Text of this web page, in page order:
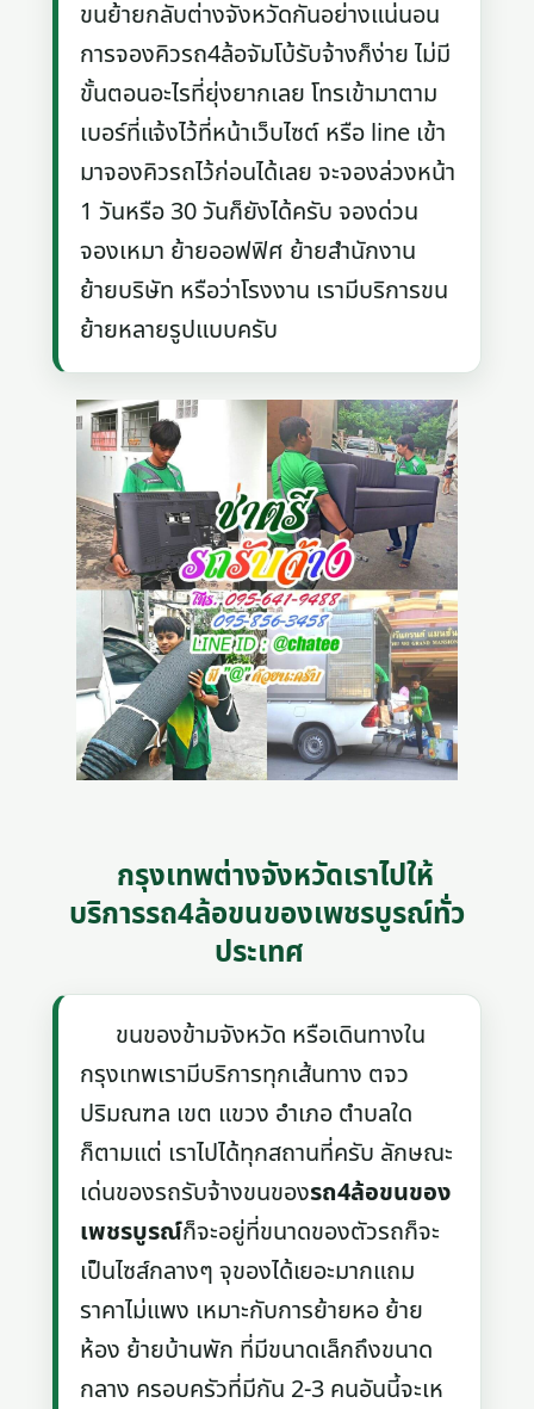
ขนย้ายกลับต่างจังหวัดกันอย่างแน่นอน
การจองคิวรถ4ล้อจัมโบ้รับจ้างก็ง่าย ไม่มี
ขั้นตอนอะไรที่ยุ่งยากเลย โทรเข้ามาตาม
เบอร์ที่แจ้งไว้ที่หน้าเว็บไซต์ หรือ line เข้า
มาจองคิวรถไว้ก่อนได้เลย จะจองล่วงหน้า
1 วันหรือ 30 วันก็ยังได้ครับ จองด่วน
จองเหมา ย้ายออฟฟิศ ย้ายสำนักงาน
ย้ายบริษัท หรือว่าโรงงาน เรามีบริการขน
ย้ายหลายรูปแบบครับ
กรุงเทพต่างจังหวัดเราไปให้
บริการรถ4ล้อขนของเพชรบูรณ์ทั่ว
ประเทศ
ขนของข้ามจังหวัด หรือเดินทางใน
กรุงเทพเรามีบริการทุกเส้นทาง ตจว
ปริมณฑล เขต แขวง อำเภอ ตำบลใด
ก็ตามแต่ เราไปได้ทุกสถานที่ครับ ลักษณะ
เด่นของรถรับจ้างขนของรถ4ล้อขนของ
เพชรบูรณ์ก็จะอยู่ที่ขนาดของตัวรถก็จะ
เป็นไซส์กลางๆ จุของได้เยอะมากแถม
ราคาไม่แพง เหมาะกับการย้ายหอ ย้าย
ห้อง ย้ายบ้านพัก ที่มีขนาดเล็กถึงขนาด
กลาง ครอบครัวที่มีกัน 2-3 คนอันนี้จะเห